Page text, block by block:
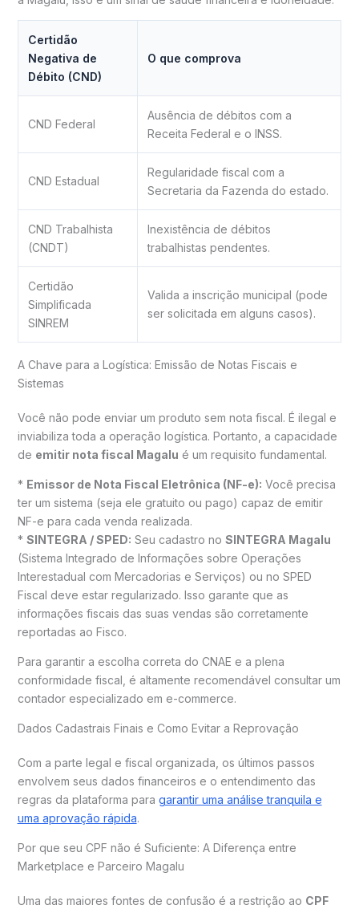
Certidão
Negativa de
Débito (CND)
O que comprova
CND Federal
Ausência de débitos com a
Receita Federal e o INSS.
CND Estadual
Regularidade fiscal com a
Secretaria da Fazenda do estado.
CND Trabalhista
(CNDT)
Inexistência de débitos
trabalhistas pendentes.
Certidão
Simplificada
SINREM
Valida a inscrição municipal (pode
ser solicitada em alguns casos).
A Chave para a Logística: Emissão de Notas Fiscais e
Sistemas
Você não pode enviar um produto sem nota fiscal. É ilegal e
inviabiliza toda a operação logística. Portanto, a capacidade
de emitir nota fiscal Magalu é um requisito fundamental.
* Emissor de Nota Fiscal Eletrônica (NF-e): Você precisa
ter um sistema (seja ele gratuito ou pago) capaz de emitir
NF-e para cada venda realizada.
* SINTEGRA / SPED: Seu cadastro no SINTEGRA Magalu
(Sistema Integrado de Informações sobre Operações
Interestadual com Mercadorias e Serviços) ou no SPED
Fiscal deve estar regularizado. Isso garante que as
informações fiscais das suas vendas são corretamente
reportadas ao Fisco.
Para garantir a escolha correta do CNAE e a plena
conformidade fiscal, é altamente recomendável consultar um
contador especializado em e-commerce.
Dados Cadastrais Finais e Como Evitar a Reprovação
Com a parte legal e fiscal organizada, os últimos passos
envolvem seus dados financeiros e o entendimento das
regras da plataforma para garantir uma análise tranquila e
uma aprovação rápida.
Por que seu CPF não é Suficiente: A Diferença entre
Marketplace e Parceiro Magalu
Uma das maiores fontes de confusão é a restrição ao CPF